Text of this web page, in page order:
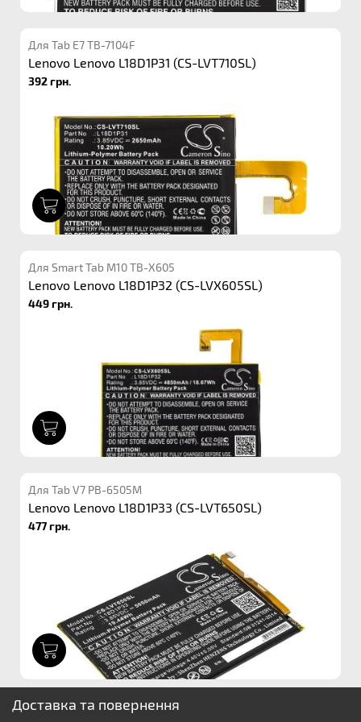
Для Tab E7 TB-7104F
Lenovo Lenovo L18D1P31 (CS-LVT710SL)
392 грн.
Для Smart Tab M10 TB-X605
Lenovo Lenovo L18D1P32 (CS-LVX605SL)
449 грн.
Для Tab V7 PB-6505M
Lenovo Lenovo L18D1P33 (CS-LVT650SL)
477 грн.
Доставка та повернення